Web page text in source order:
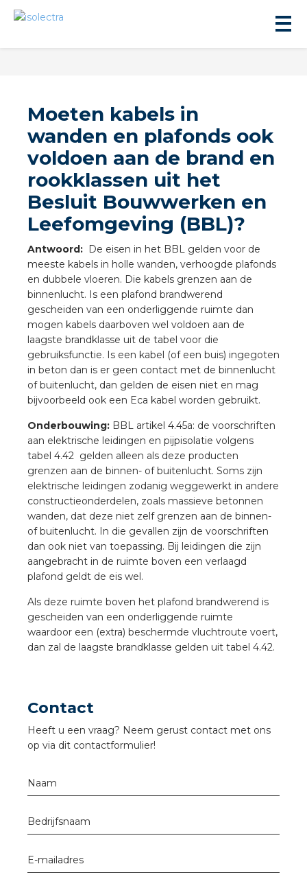
Moeten kabels in
wanden en plafonds ook
voldoen aan de brand en
rookklassen uit het
Besluit Bouwwerken en
Leefomgeving (BBL)?
Antwoord: De eisen in het BBL gelden voor de
meeste kabels in holle wanden, verhoogde plafonds
en dubbele vloeren. Die kabels grenzen aan de
binnenlucht. Is een plafond brandwerend
gescheiden van een onderliggende ruimte dan
mogen kabels daarboven wel voldoen aan de
laagste brandklasse uit de tabel voor die
gebruiksfunctie. Is een kabel (of een buis) ingegoten
in beton dan is er geen contact met de binnenlucht
of buitenlucht, dan gelden de eisen niet en mag
bijvoorbeeld ook een Eca kabel worden gebruikt.
Onderbouwing: BBL artikel 4.45a: de voorschriften
aan elektrische leidingen en pijpisolatie volgens
tabel 4.42 gelden alleen als deze producten
grenzen aan de binnen- of buitenlucht. Soms zijn
elektrische leidingen zodanig weggewerkt in andere
constructieonderdelen, zoals massieve betonnen
wanden, dat deze niet zelf grenzen aan de binnen-
of buitenlucht. In die gevallen zijn de voorschriften
dan ook niet van toepassing. Bij leidingen die zijn
aangebracht in de ruimte boven een verlaagd
plafond geldt de eis wel.
Als deze ruimte boven het plafond brandwerend is
gescheiden van een onderliggende ruimte
waardoor een (extra) beschermde vluchtroute voert,
dan zal de laagste brandklasse gelden uit tabel 4.42.
Contact
Heeft u een vraag? Neem gerust contact met ons
op via dit contactformulier!
Naam
Bedrijfsnaam
E-mailadres
installeren
installeren
installeren
installeren in beton
installeren in de tuinbouw
stekerbare vlakkabel
GST®
Academy